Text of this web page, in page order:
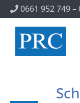
0661 952 749 –